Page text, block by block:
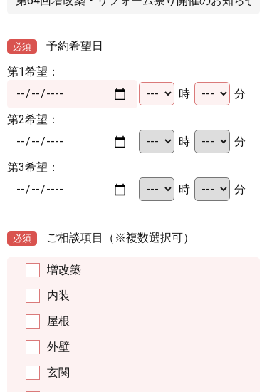
必須
予約希望日
第1希望：
時
分
第2希望：
時
分
第3希望：
時
分
必須 ご相談項目 （※複数選択可）
増改築
内装
屋根
外壁
玄関